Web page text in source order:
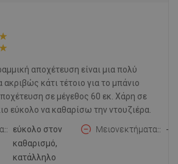
αποχέτευση είναι μια πολύ
κάτι τέτοιο για το μπάνιο
σε μέγεθος 60 εκ. Χάρη σε
εύκολο να καθαρίσω την ντουζιέρα.
εύκολο στον
καθαρισμό,
κατάλληλο
Μειονεκτήματα: -